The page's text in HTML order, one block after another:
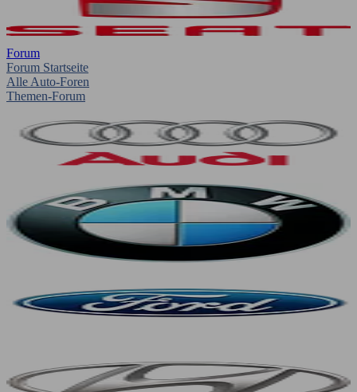
Forum
Forum Startseite
Alle Auto-Foren
Themen-Forum